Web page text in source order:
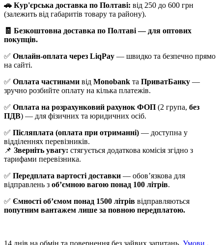
🚗 Кур'єрська доставка по Полтаві: від 250 до 600 грн
(залежить від габаритів товару та району).
🧾 Безкоштовна доставка по Полтаві — для оптових
покупців.
✅ Онлайн-оплата через LiqPay — швидко та безпечно прямо
на сайті.
✅ Оплата частинами від Monobank та ПриватБанку —
зручно розбийте оплату на кілька платежів.
✅ Оплата на розрахунковий рахунок ФОП (2 група, без
ПДВ) — для фізичних та юридичних осіб.
✅ Післяплата (оплата при отриманні) — доступна у
відділеннях перевізників.
📌 Зверніть увагу: стягується додаткова комісія згідно з
тарифами перевізника.
✅ Передплата вартості доставки — обов’язкова для
відправлень з об’ємною вагою понад 100 літрів.
✅ Ємності об’ємом понад 1500 літрів відправляються
попутним вантажем лише за повною передплатою.
14 днів на обмін та повернення без зайвих запитань. Умови .